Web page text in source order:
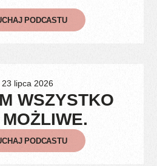
PODCASTU
23 lipca 2026
WSZYSTKO
PODCASTU